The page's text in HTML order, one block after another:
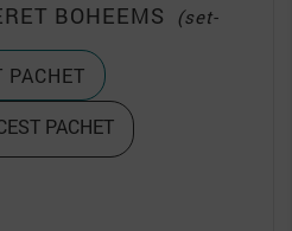
BOHEEMS
(set-
PACHET
PACHET